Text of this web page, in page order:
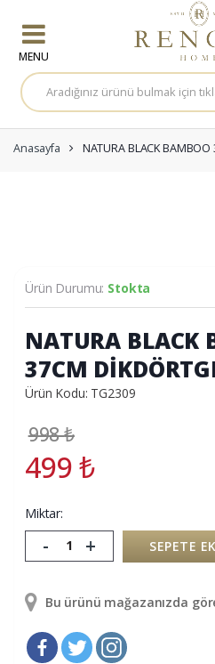
A
r
a
a
:
Anasayfa NATURA BLACK BAMBOO
Ürün Durumu: Stokta
NATURA BLACK
37CM
Ürün Kodu: TG2309
998₺
499₺
Miktar:
- + SEPETE
Bu ürünü mağazanızda